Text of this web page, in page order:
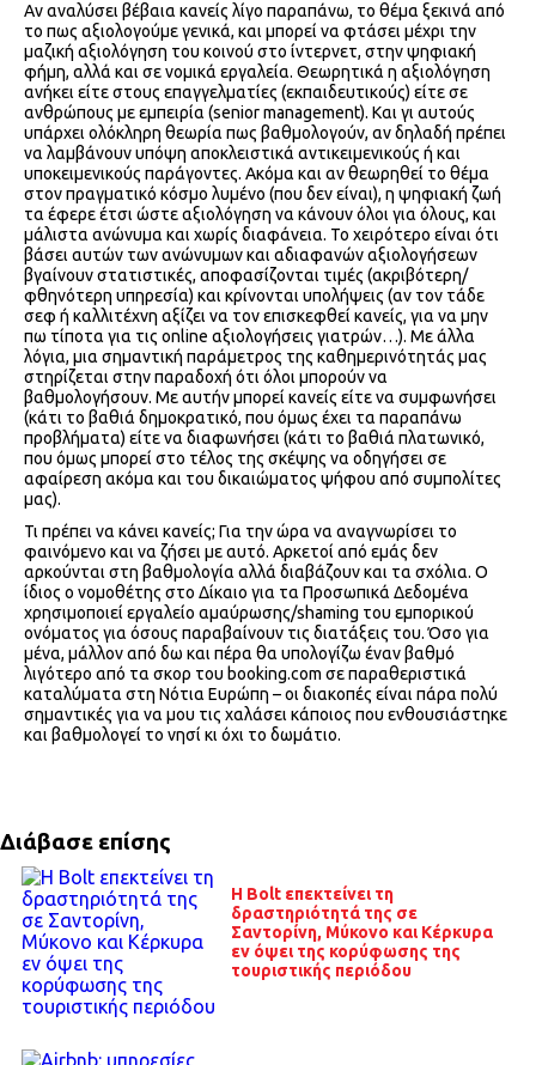
Αν αναλύσει βέβαια κανείς λίγο παραπάνω, το θέμα ξεκινά από
το πως αξιολογούμε γενικά, και μπορεί να φτάσει μέχρι την
μαζική αξιολόγηση του κοινού στο ίντερνετ, στην ψηφιακή
φήμη, αλλά και σε νομικά εργαλεία. Θεωρητικά η αξιολόγηση
ανήκει είτε στους επαγγελματίες (εκπαιδευτικούς) είτε σε
ανθρώπους με εμπειρία (senior management). Και γι αυτούς
υπάρχει ολόκληρη θεωρία πως βαθμολογούν, αν δηλαδή πρέπει
να λαμβάνουν υπόψη αποκλειστικά αντικειμενικούς ή και
υποκειμενικούς παράγοντες. Ακόμα και αν θεωρηθεί το θέμα
στον πραγματικό κόσμο λυμένο (που δεν είναι), η ψηφιακή ζωή
τα έφερε έτσι ώστε αξιολόγηση να κάνουν όλοι για όλους, και
μάλιστα ανώνυμα και χωρίς διαφάνεια. Το χειρότερο είναι ότι
βάσει αυτών των ανώνυμων και αδιαφανών αξιολογήσεων
βγαίνουν στατιστικές, αποφασίζονται τιμές (ακριβότερη/
φθηνότερη υπηρεσία) και κρίνονται υπολήψεις (αν τον τάδε
σεφ ή καλλιτέχνη αξίζει να τον επισκεφθεί κανείς, για να μην
πω τίποτα για τις online αξιολογήσεις γιατρών…). Με άλλα
λόγια, μια σημαντική παράμετρος της καθημερινότητάς μας
στηρίζεται στην παραδοχή ότι όλοι μπορούν να
βαθμολογήσουν. Με αυτήν μπορεί κανείς είτε να συμφωνήσει
(κάτι το βαθιά δημοκρατικό, που όμως έχει τα παραπάνω
προβλήματα) είτε να διαφωνήσει (κάτι το βαθιά πλατωνικό,
που όμως μπορεί στο τέλος της σκέψης να οδηγήσει σε
αφαίρεση ακόμα και του δικαιώματος ψήφου από συμπολίτες
μας).
Τι πρέπει να κάνει κανείς; Για την ώρα να αναγνωρίσει το
φαινόμενο και να ζήσει με αυτό. Αρκετοί από εμάς δεν
αρκούνται στη βαθμολογία αλλά διαβάζουν και τα σχόλια. Ο
ίδιος ο νομοθέτης στο Δίκαιο για τα Προσωπικά Δεδομένα
χρησιμοποιεί εργαλείο αμαύρωσης/shaming του εμπορικού
ονόματος για όσους παραβαίνουν τις διατάξεις του. Όσο για
μένα, μάλλον από δω και πέρα θα υπολογίζω έναν βαθμό
λιγότερο από τα σκορ του booking.com σε παραθεριστικά
καταλύματα στη Νότια Ευρώπη – οι διακοπές είναι πάρα πολύ
σημαντικές για να μου τις χαλάσει κάποιος που ενθουσιάστηκε
και βαθμολογεί το νησί κι όχι το δωμάτιο.
Διάβασε επίσης
Η Bolt επεκτείνει τη
δραστηριότητά της σε
Σαντορίνη, Μύκονο και Κέρκυρα
εν όψει της κορύφωσης της
τουριστικής περιόδου